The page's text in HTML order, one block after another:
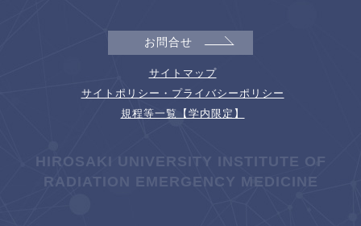
お問合せ
サイトマップ
サイトポリシー・プライバシーポリシー
規程等一覧【学内限定】
HIROSAKI UNIVERSITY INSTITUTE OF
RADIATION EMERGENCY MEDICINE